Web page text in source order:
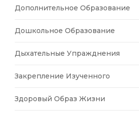
Дополнительное Образование
Дошкольное Образование
Дыхательные Упражднения
Закрепление Изученного
Здоровый Образ Жизни